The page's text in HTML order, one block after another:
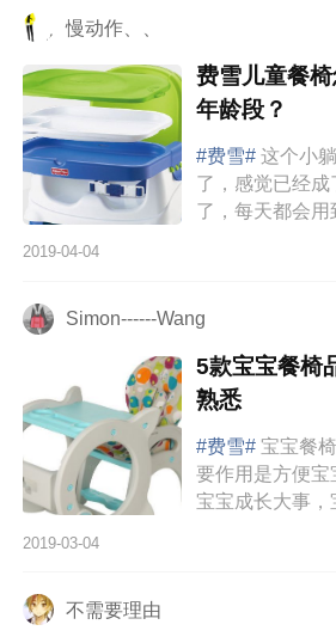
慢动作、、
费雪儿童餐
年龄段？
#费雪# 这个小
了，感觉已经
了，每天都会用
的日常中堪称
2019-04-04
Simon------Wang
5款宝宝餐椅
熟悉
#费雪# 宝宝餐
要作用是方便宝
宝宝成长大事，
母照顾宝宝的
2019-03-04
不需要理由